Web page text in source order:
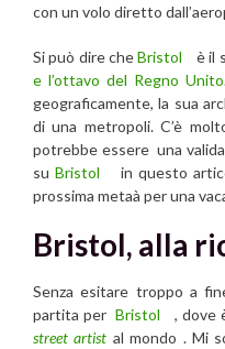
con un volo diretto
Si può dire cheBristol è il
e l’ottavo del Regno Unito
geograficamente, la sua
di una metropoli. C’è
potrebbe essere una
su Bristol
in questo
prossima metaà per una
Bristol, alla
Senza esitare troppo a
partita perBristol , dove
street artist al mondo . Mi